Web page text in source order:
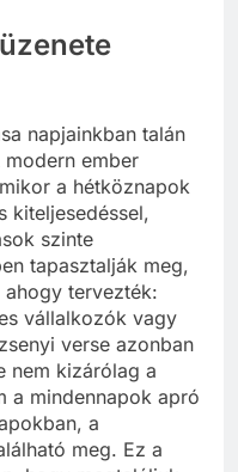
napjainkban talán
ember
a hétköznapok
kiteljesedéssel,
szinte
tapasztalják meg,
tervezték:
vállalkozók vagy
verse azonban
nem kizárólag a
a mindennapok apró
a
meg. Ez a